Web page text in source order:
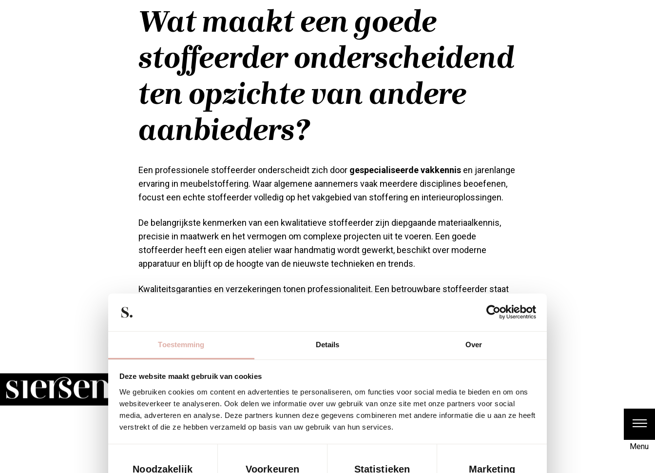
Toestemming Details Over
Deze website maakt gebruik van cookies
We gebruiken cookies om content en advertenties te personaliseren, om functies voor social media te bieden en om ons
websiteverkeer te analyseren. Ook delen we informatie over uw gebruik van onze site met onze partners voor social
media, adverteren en analyse. Deze partners kunnen deze gegevens combineren met andere informatie die u aan ze heeft
verstrekt of die ze hebben verzameld op basis van uw gebruik van hun services.
Noodzakelijk Voorkeuren Statistieken Marketing
Menu
Wat maakt een goede
stoffeerder onderscheidend
ten opzichte van andere
aanbieders?
Een professionele stoffeerder onderscheidt zich door gespecialiseerde vakkennisen jarenlange
ervaring in meubelstoffering. Waar algemene aannemers vaak meerdere disciplines beoefenen,
focust een echte stoffeerder volledig op het vakgebied van stoffering en interieuroplossingen.
De belangrijkste kenmerken van een kwalitatieve stoffeerder zijn diepgaande materiaalkennis,
precisie in maatwerk en het vermogen om complexe projecten uit te voeren. Een goede
stoffeerder heeft een eigen atelier waar handmatig wordt gewerkt, beschikt over moderne
apparatuur en blijft op de hoogte van de nieuwste technieken en trends.
Kwaliteitsgaranties en verzekeringen tonen professionaliteit. Een betrouwbare stoffeerder staat
achter zijn werk en biedt garantie op zowel materialen als uitvoering. Ook specialisaties maken
designstukken of juist in grootschalige projecten.
Welke vragen moet je
stellen voordat je een
stoffeerder inhuurt?